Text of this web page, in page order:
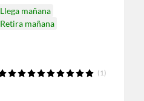
Llega mañana
Retira mañana
(1)